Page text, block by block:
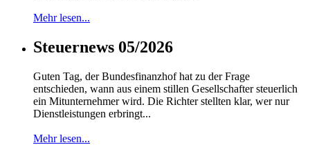
Mehr lesen...
Steuernews 05/2026
Guten Tag, der Bundesfinanzhof hat zu der Frage
entschieden, wann aus einem stillen Gesellschafter steuerlich
ein Mitunternehmer wird. Die Richter stellten klar, wer nur
Dienstleistungen erbringt...
Mehr lesen...